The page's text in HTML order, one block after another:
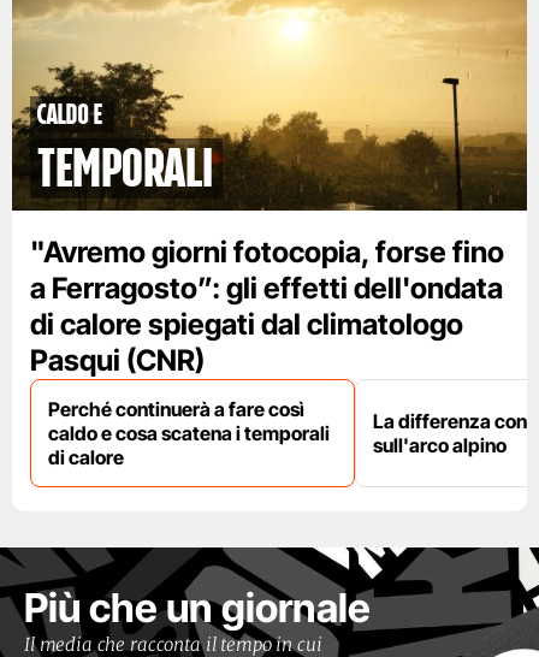
caldo e
temporali
"Avremo giorni fotocopia, forse fino
a Ferragosto”: gli effetti dell'ondata
di calore spiegati dal climatologo
Pasqui (CNR)
Perché continuerà a fare così
caldo e cosa scatena i temporali
di calore
La differenza con
sull'arco alpino
Più che un giornale
Il media che racconta il tempo in cui